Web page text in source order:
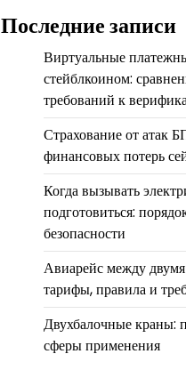
Последние записи
Виртуальные
стейблкоином:
требований к
Страхование от атак
финансовых потерь
Когда вызывать
подготовиться:
безопасности
Авиарейс между
тарифы, правила и
Двухбалочные краны:
сферы применения